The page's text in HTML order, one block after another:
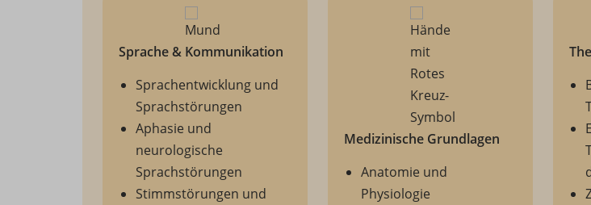
Sprache & Kommunikation
Sprachentwicklung und
Sprachstörungen
Aphasie und
neurologische
Sprachstörungen
Stimmstörungen und
Medizinische Grundlagen
Anatomie und
Physiologie